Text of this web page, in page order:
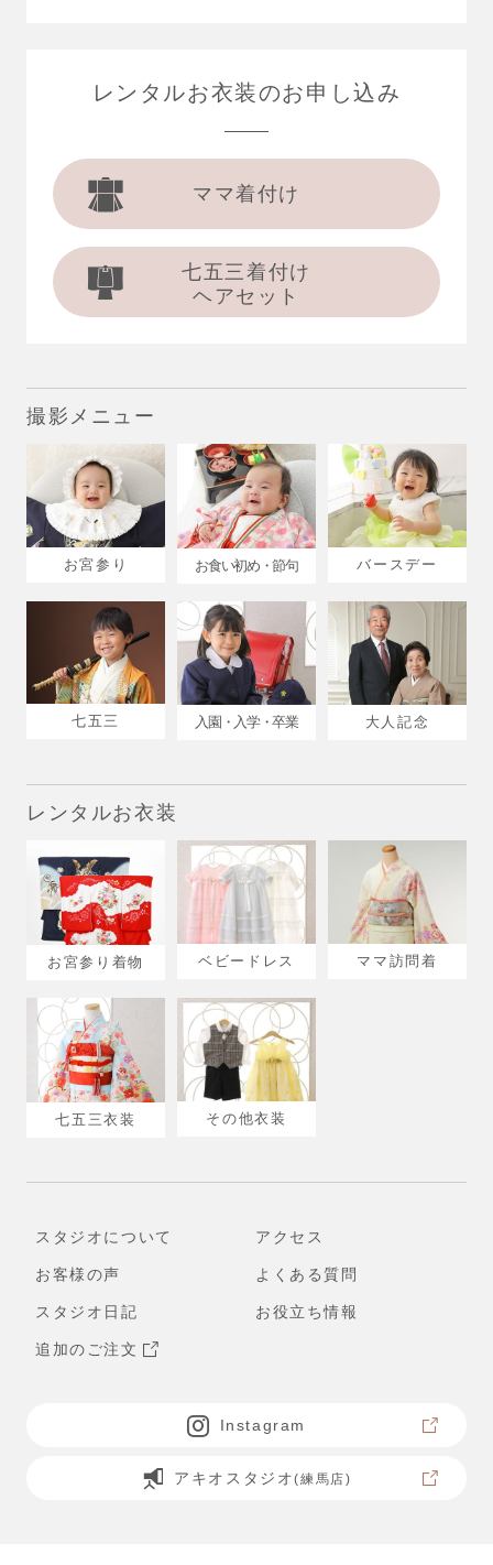
レンタルお衣装のお申し込み
ママ着付け
七五三着付け
ヘアセット
撮影メニュー
お宮参り お食い初め・節句 バースデー
七五三 入園・入学・卒業 大人記念
レンタルお衣装
お宮参り着物 ベビードレス ママ訪問着
七五三衣装 その他衣装
スタジオについて アクセス
お客様の声 よくある質問
スタジオ日記 お役立ち情報
追加のご注文
Instagram
アキオスタジオ(練馬店)